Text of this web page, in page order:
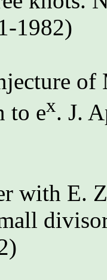
1982)
to ex. J.
with E.